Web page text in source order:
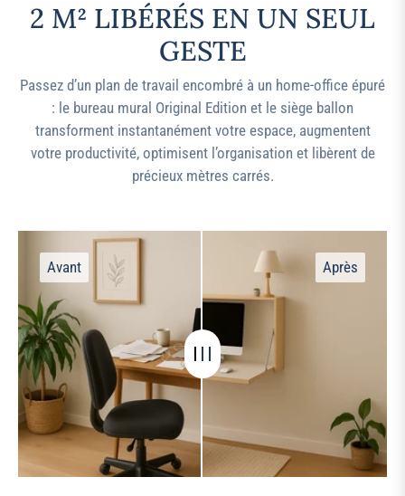
2 M² LIBÉRÉS EN UN SEUL
GESTE
Passez d’un plan de travail encombré à un home-office épuré
: le bureau mural Original Edition et le siège ballon
transforment instantanément votre espace, augmentent
votre productivité, optimisent l’organisation et libèrent de
précieux mètres carrés.